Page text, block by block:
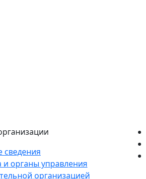
сведения
и органы управления
организацией